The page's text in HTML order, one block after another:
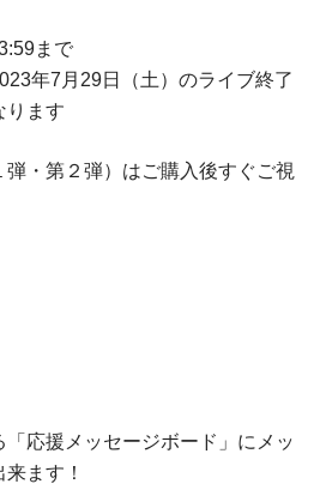
まで
年7⽉29⽇（⼟）のライブ終了
ります
・第２弾）はご購入後すぐご視
応援メッセージボード」にメッ
ます！